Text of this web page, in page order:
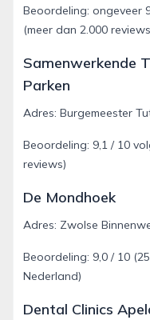
Beoordeling: ongeveer
(meer dan 2.000
Samenwerkende
Parken
Adres: Burgemeester
Beoordeling: 9,1 / 10
reviews)
De Mondhoek
Adres: Zwolse
Beoordeling: 9,0 / 10
Nederland)
Dental Clinics